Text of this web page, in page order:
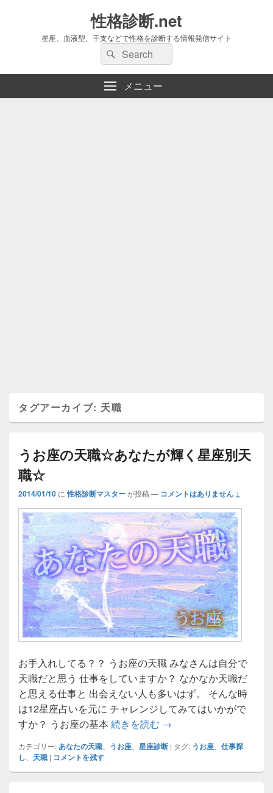
性格診断.net
星座、血液型、干支などで性格を診断する情報発信サイト
検
索:
検
索
メニュー
タグアーカイブ: 天職
うお座の天職☆あなたが輝く星座別天
職☆
2014/01/10 に 性格診断マスターが投稿 — コメントはありません ↓
お手入れしてる？？ うお座の天職 みなさんは自分で
天職だと思う 仕事をしていますか？ なかなか天職だ
と思える仕事と 出会えない人も多いはず。 そんな時
は12星座占いを元に チャレンジしてみてはいかがで
すか？ うお座の基本 続きを読む うお座の天職☆あなた
→
カテゴリー:あなたの天職 うお座 星座診断 | タグ: うお座
仕事探
し
天職 | コメントを残す